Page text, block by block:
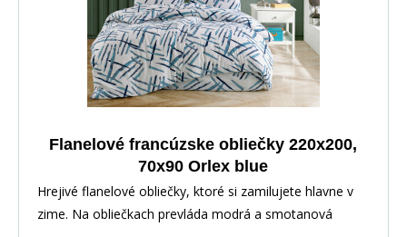
Flanelové francúzske obliečky 220x200,
70x90 Orlex blue
Hrejivé flanelové obliečky, ktoré si zamilujete hlavne v
zime. Na obliečkach prevláda modrá a smotanová